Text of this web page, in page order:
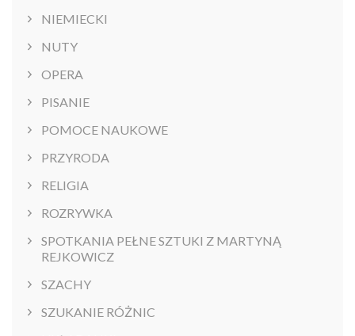
NIEMIECKI
NUTY
OPERA
PISANIE
POMOCE NAUKOWE
PRZYRODA
RELIGIA
ROZRYWKA
SPOTKANIA PEŁNE SZTUKI Z MARTYNĄ
REJKOWICZ
SZACHY
SZUKANIE RÓŻNIC